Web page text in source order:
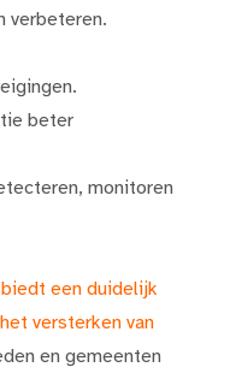
verbeteren.
beter
monitoren
een duidelijk
versterken van
en gemeenten